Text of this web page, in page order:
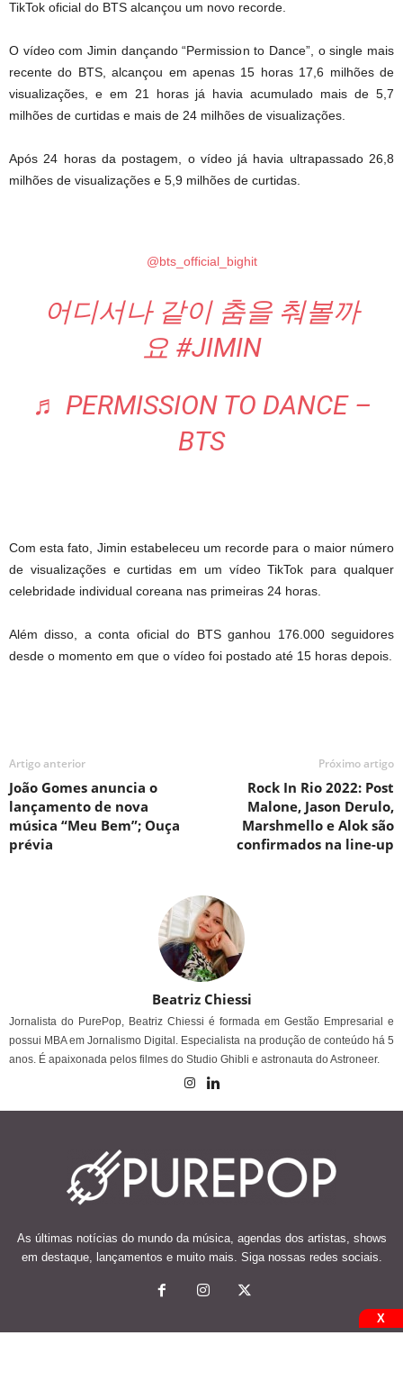
TikTok oficial do BTS alcançou um novo recorde.
O vídeo com Jimin dançando “Permission to Dance”, o single mais
recente do BTS, alcançou em apenas 15 horas 17,6 milhões de
visualizações, e em 21 horas já havia acumulado mais de 5,7
milhões de curtidas e mais de 24 milhões de visualizações.
Após 24 horas da postagem, o vídeo já havia ultrapassado 26,8
milhões de visualizações e 5,9 milhões de curtidas.
@bts_official_bighit
어디서나 같이 춤을 춰볼까
요 #JIMIN
♬ PERMISSION TO DANCE –
BTS
Com esta fato, Jimin estabeleceu um recorde para o maior número
de visualizações e curtidas em um vídeo TikTok para qualquer
celebridade individual coreana nas primeiras 24 horas.
Além disso, a conta oficial do BTS ganhou 176.000 seguidores
desde o momento em que o vídeo foi postado até 15 horas depois.
Artigo anterior
João Gomes anuncia o
lançamento de nova
música “Meu Bem”; Ouça
prévia
Próximo artigo
Rock In Rio 2022: Post
Malone, Jason Derulo,
Marshmello e Alok são
confirmados na line-up
Beatriz Chiessi
Jornalista do PurePop, Beatriz Chiessi é formada em Gestão Empresarial e
possui MBA em Jornalismo Digital. Especialista na produção de conteúdo há 5
anos. É apaixonada pelos filmes do Studio Ghibli e astronauta do Astroneer.
As últimas notícias do mundo da música, agendas dos artistas, shows
em destaque, lançamentos e muito mais. Siga nossas redes sociais.
X